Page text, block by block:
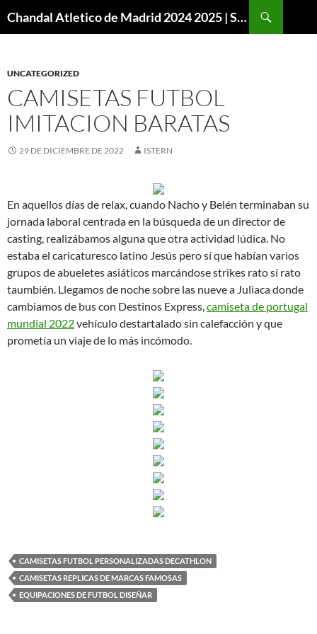
Chandal Atletico de Madrid 2024 2025 | SuperVigo
UNCATEGORIZED
CAMISETAS FUTBOL
IMITACION BARATAS
29 DE DICIEMBRE DE 2022 ISTERN
En aquellos días de relax, cuando Nacho y Belén terminaban su
jornada laboral centrada en la búsqueda de un director de
casting, realizábamos alguna que otra actividad lúdica. No
estaba el caricaturesco latino Jesús pero sí que habían varios
grupos de abueletes asiáticos marcándose strikes rato sí rato
taumbién. Llegamos de noche sobre las nueve a Juliaca donde
cambiamos de bus con Destinos Express,camiseta de portugal
mundial 2022vehículo destartalado sin calefacción y que
prometía un viaje de lo más incómodo.
CAMISETAS FUTBOL PERSONALIZADAS DECATHLON
CAMISETAS REPLICAS DE MARCAS FAMOSAS
EQUIPACIONES DE FUTBOL DISEÑAR